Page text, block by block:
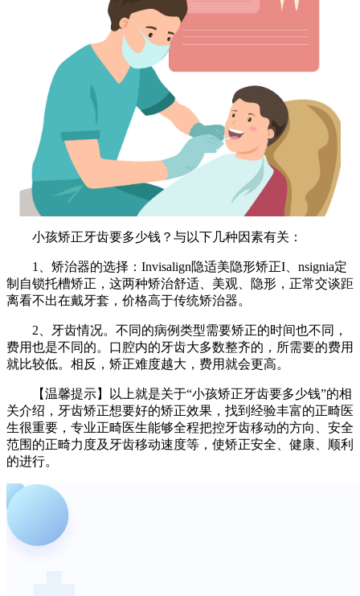
小孩矫正牙齿要多少钱？与以下几种因素有关：
1、矫治器的选择：Invisalign隐适美隐形矫正I、nsignia定
制自锁托槽矫正，这两种矫治舒适、美观、隐形，正常交谈距
离看不出在戴牙套，价格高于传统矫治器。
2、牙齿情况。不同的病例类型需要矫正的时间也不同，
费用也是不同的。口腔内的牙齿大多数整齐的，所需要的费用
就比较低。相反，矫正难度越大，费用就会更高。
【温馨提示】以上就是关于“小孩矫正牙齿要多少钱”的相
关介绍，牙齿矫正想要好的矫正效果，找到经验丰富的正畸医
生很重要，专业正畸医生能够全程把控牙齿移动的方向、安全
范围的正畸力度及牙齿移动速度等，使矫正安全、健康、顺利
的进行。